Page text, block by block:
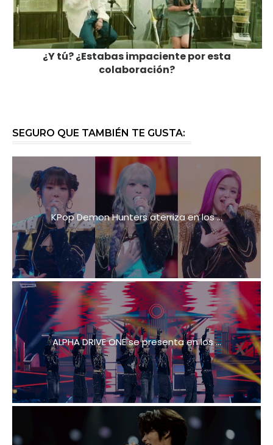
¿Y tú? ¿Estabas impaciente por esta
colaboración?
SEGURO QUE TAMBIÉN TE GUSTA:
KPop Demon Hunters aterriza en los ...
ALPHA DRIVE ONE se presenta en los ...